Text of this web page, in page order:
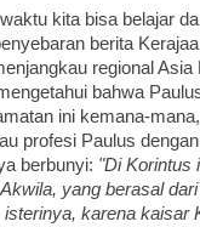
kita bisa belajar
berita
regional
bahwa
ini kemana-
profesi Paulus
berbunyi: "Di Korintus
yang berasal
karena kaisar